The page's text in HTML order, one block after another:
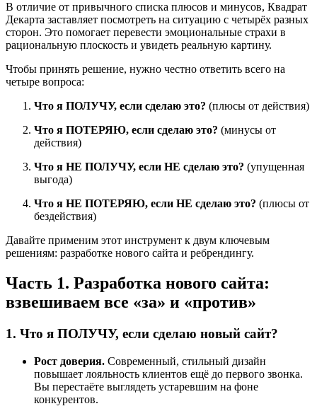
В отличие от привычного списка плюсов и минусов, Квадрат
Декарта заставляет посмотреть на ситуацию с четырёх разных
сторон. Это помогает перевести эмоциональные страхи в
рациональную плоскость и увидеть реальную картину.
Чтобы принять решение, нужно честно ответить всего на
четыре вопроса:
Что я ПОЛУЧУ, если сделаю это? (плюсы от действия)
Что я ПОТЕРЯЮ, если сделаю это? (минусы от
действия)
Что я НЕ ПОЛУЧУ, если НЕ сделаю это? (упущенная
выгода)
Что я НЕ ПОТЕРЯЮ, если НЕ сделаю это? (плюсы от
бездействия)
Давайте применим этот инструмент к двум ключевым
решениям: разработке нового сайта и ребрендингу.
Часть 1. Разработка нового сайта:
взвешиваем все «за» и «против»
1. Что я ПОЛУЧУ, если сделаю новый сайт?
Рост доверия. Современный, стильный дизайн
повышает лояльность клиентов ещё до первого звонка.
Вы перестаёте выглядеть устаревшим на фоне
конкурентов.